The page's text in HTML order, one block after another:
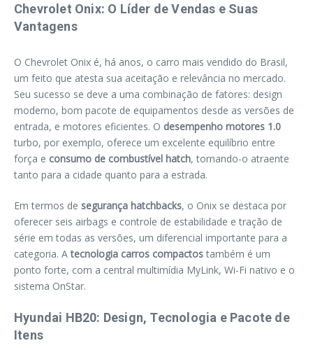
Chevrolet Onix: O Líder de Vendas e Suas
Vantagens
O Chevrolet Onix é, há anos, o carro mais vendido do Brasil,
um feito que atesta sua aceitação e relevância no mercado.
Seu sucesso se deve a uma combinação de fatores: design
moderno, bom pacote de equipamentos desde as versões de
entrada, e motores eficientes. O desempenho motores 1.0
turbo, por exemplo, oferece um excelente equilíbrio entre
força e consumo de combustível hatch, tornando-o atraente
tanto para a cidade quanto para a estrada.
Em termos de segurança hatchbacks, o Onix se destaca por
oferecer seis airbags e controle de estabilidade e tração de
série em todas as versões, um diferencial importante para a
categoria. Atecnologia carros compactostambém é um
ponto forte, com a central multimídia MyLink, Wi-Fi nativo e o
sistema OnStar.
Hyundai HB20: Design, Tecnologia e Pacote de
Itens